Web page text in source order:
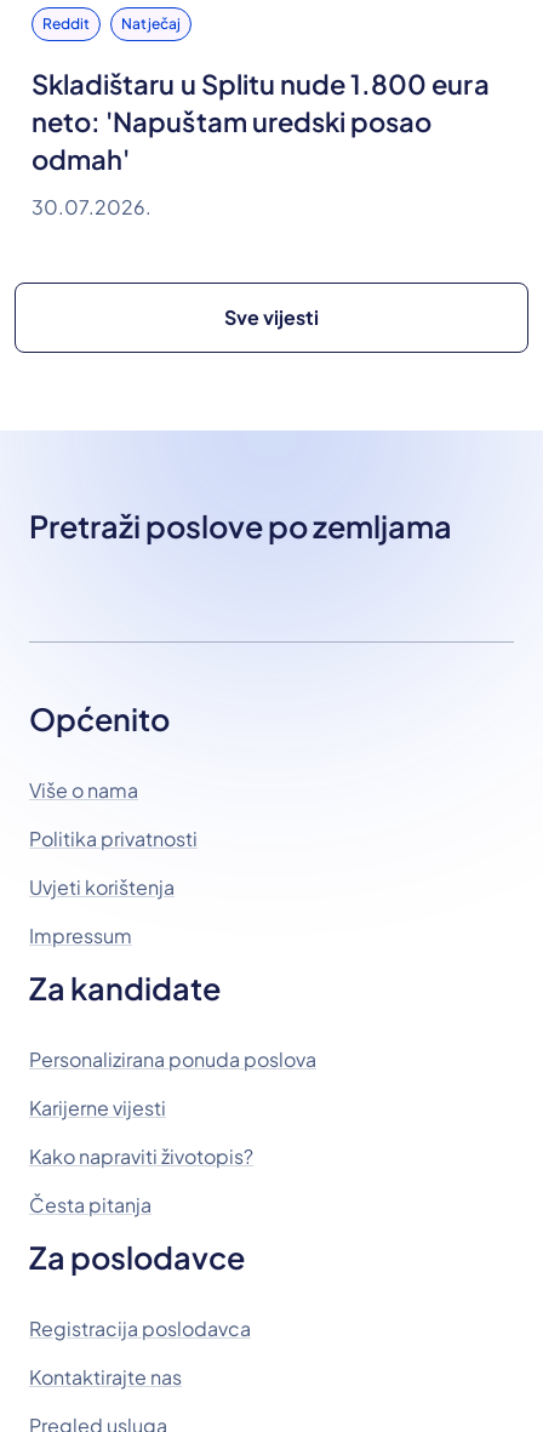
Reddit Natječaj
Skladištaru u Splitu nude 1.800 eura
neto: 'Napuštam uredski posao
odmah'
30.07.2026.
Sve vijesti
Pretraži poslove po zemljama
Općenito
Više o nama
Politika privatnosti
Uvjeti korištenja
Impressum
Za kandidate
Personalizirana ponuda poslova
Karijerne vijesti
Kako napraviti životopis?
Česta pitanja
Za poslodavce
Registracija poslodavca
Kontaktirajte nas
Pregled usluga